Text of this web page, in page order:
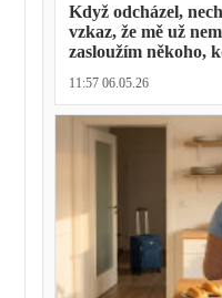
Když odcházel,
vzkaz, že mě už
zasloužím někoho,
mohl přijít na
druhá ho vyhodila
svátky
11:57 06.05.26